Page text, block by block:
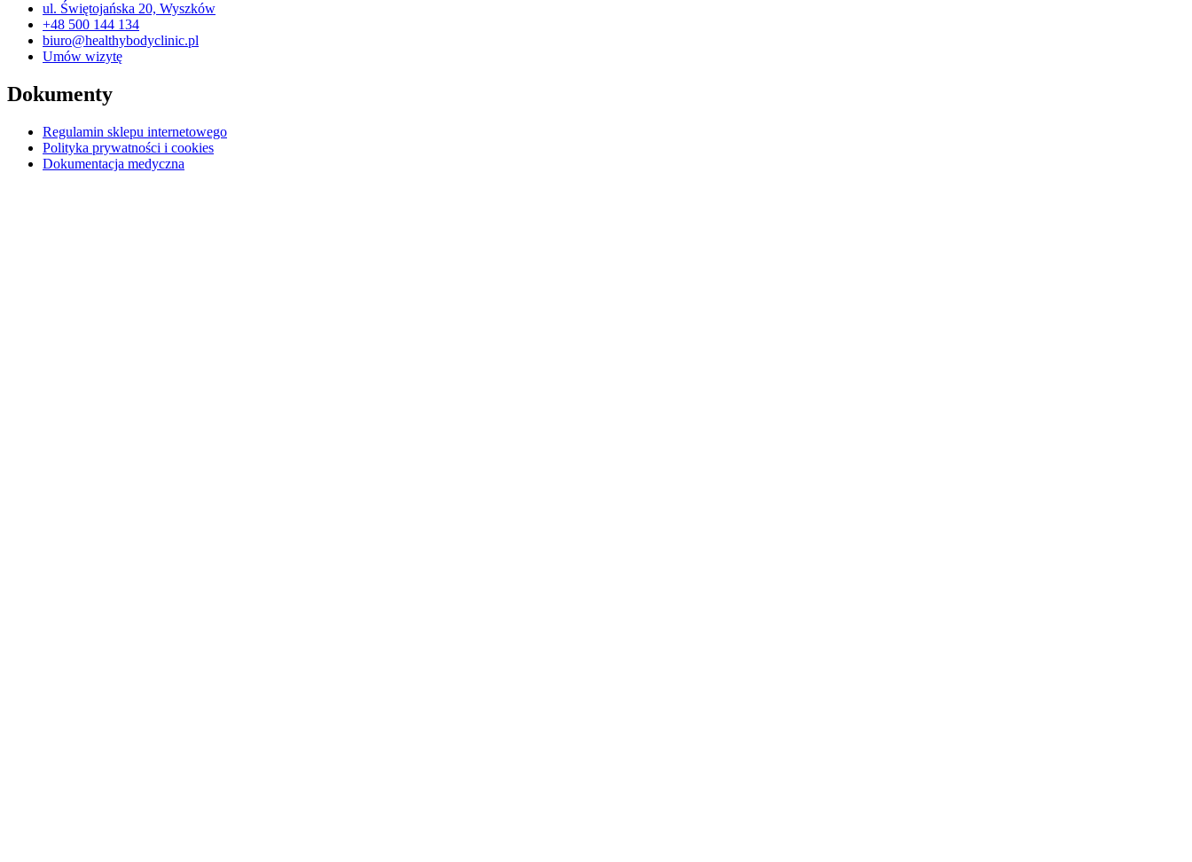
ul. Świętojańska 20, Wyszków
+48 500 144 134
biuro@healthybodyclinic.pl
Umów wizytę
Dokumenty
Regulamin sklepu internetowego
Polityka prywatności i cookies
Dokumentacja medyczna